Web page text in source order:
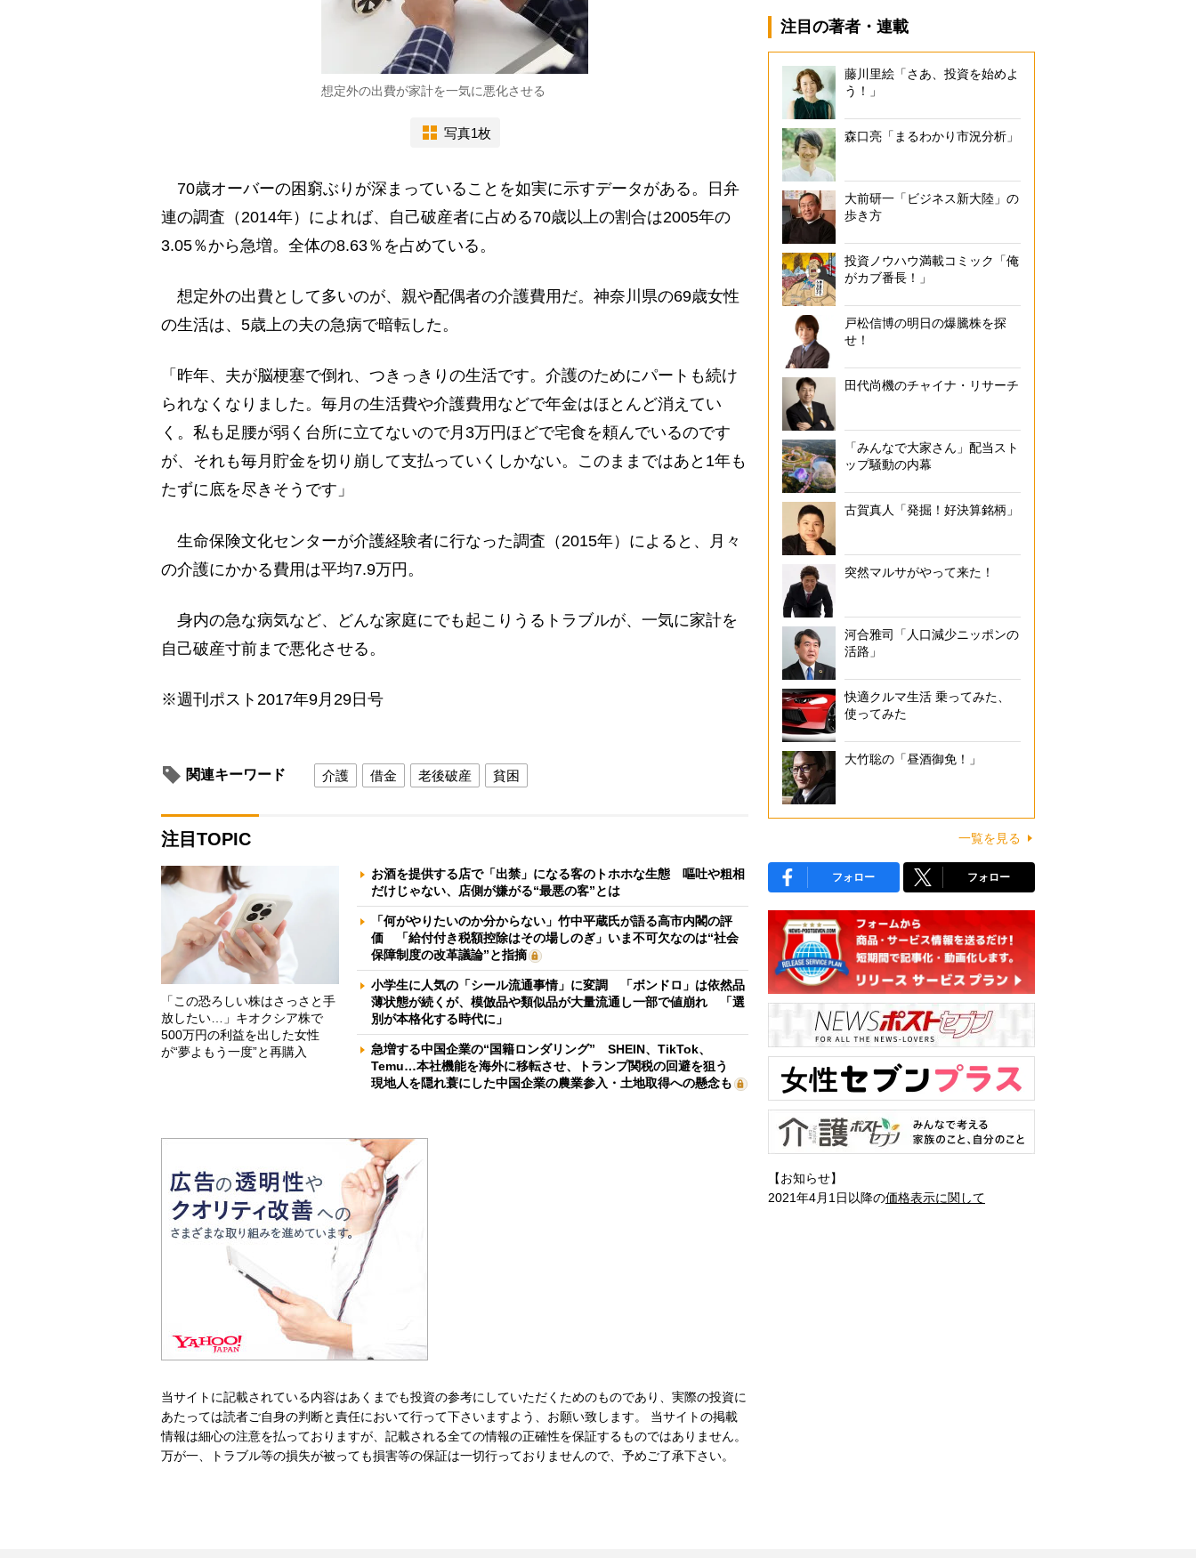
想定外の出費が家計を一気に悪化させる
写真1枚
70歳オーバーの困窮ぶりが深まっていることを如実に示すデータがある。日弁
連の調査（2014年）によれば、自己破産者に占める70歳以上の割合は2005年の
3.05％から急増。全体の8.63％を占めている。
想定外の出費として多いのが、親や配偶者の介護費用だ。神奈川県の69歳女性
の生活は、5歳上の夫の急病で暗転した。
「昨年、夫が脳梗塞で倒れ、つきっきりの生活です。介護のためにパートも続け
られなくなりました。毎月の生活費や介護費用などで年金はほとんど消えてい
く。私も足腰が弱く台所に立てないので月3万円ほどで宅食を頼んでいるのです
が、それも毎月貯金を切り崩して支払っていくしかない。このままではあと1年も
たずに底を尽きそうです」
生命保険文化センターが介護経験者に行なった調査（2015年）によると、月々
の介護にかかる費用は平均7.9万円。
身内の急な病気など、どんな家庭にでも起こりうるトラブルが、一気に家計を
自己破産寸前まで悪化させる。
※週刊ポスト2017年9月29日号
関連キーワード 介護 借金 老後破産 貧困
注目TOPIC
「この恐ろしい株はさっさと手
放したい…」キオクシア株で
500万円の利益を出した女性
が“夢よもう一度”と再購入
お酒を提供する店で「出禁」になる客のトホホな生態 嘔吐や粗相
だけじゃない、店側が嫌がる“最悪の客”とは
「何がやりたいのか分からない」竹中平蔵氏が語る高市内閣の評
価 「給付付き税額控除はその場しのぎ」いま不可欠なのは“社会
保障制度の改革議論”と指摘
小学生に人気の「シール流通事情」に変調 「ボンドロ」は依然品
薄状態が続くが、模倣品や類似品が大量流通し一部で値崩れ 「選
別が本格化する時代に」
急増する中国企業の“国籍ロンダリング” SHEIN、TikTok、
Temu…本社機能を海外に移転させ、トランプ関税の回避を狙う
現地人を隠れ蓑にした中国企業の農業参入・土地取得への懸念も
当サイトに記載されている内容はあくまでも投資の参考にしていただくためのものであり、実際の投資に
あたっては読者ご自身の判断と責任において行って下さいますよう、お願い致します。 当サイトの掲載
情報は細心の注意を払っておりますが、記載される全ての情報の正確性を保証するものではありません。
万が一、トラブル等の損失が被っても損害等の保証は一切行っておりませんので、予めご了承下さい。
注目の著者・連載
藤川里絵「さあ、投資を始めよ
う！」
森口亮「まるわかり市況分析」
大前研一「ビジネス新大陸」の
歩き方
投資ノウハウ満載コミック「俺
がカブ番長！」
戸松信博の明日の爆騰株を探
せ！
田代尚機のチャイナ・リサーチ
「みんなで大家さん」配当スト
ップ騒動の内幕
古賀真人「発掘！好決算銘柄」
突然マルサがやって来た！
河合雅司「人口減少ニッポンの
活路」
快適クルマ生活 乗ってみた、
使ってみた
大竹聡の「昼酒御免！」
一覧を見る
フォロー フォロー
【お知らせ】
2021年4月1日以降の価格表示に関して